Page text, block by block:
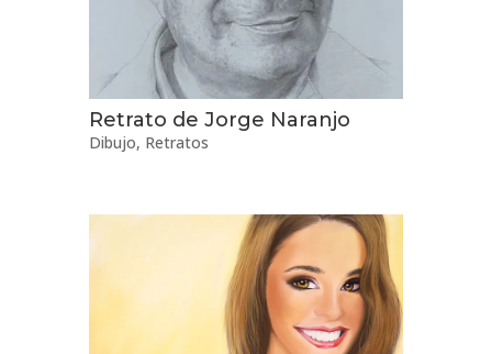
Retrato de Jorge Naranjo
Dibujo, Retratos